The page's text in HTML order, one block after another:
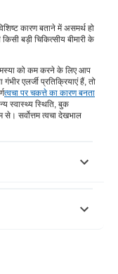
कारण बताने में असमर्थ हो
बड़ी चिकित्सीय बीमारी के
को कम करने के लिए आप
एलर्जी प्रतिक्रियाएं हैं, तो
त्वचा पर चकत्ते का कारण बनता
स्वास्थ्य स्थिति, बुक
सर्वोत्तम त्वचा देखभाल
PMC3276885/